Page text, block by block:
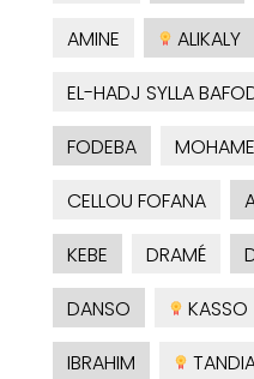
AMINE
ALIKALY
EL-HADJ SYLLA
FODEBA
CELLOU FOFANA
KEBE
DRAMÉ
DANSO
KASSO
IBRAHIM